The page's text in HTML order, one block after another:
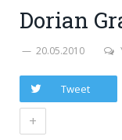
Dorian
20.05.2010
Tweet
+